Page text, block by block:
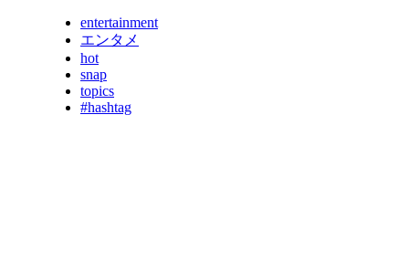
entertainment
エンタメ
hot
snap
topics
#hashtag